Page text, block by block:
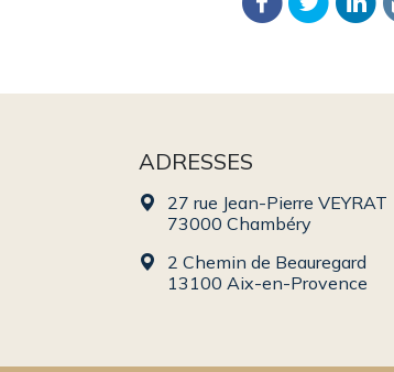
ADRESSES
27 rue Jean-Pierre VEYRAT
73000 Chambéry
2 Chemin de Beauregard
13100 Aix-en-Provence